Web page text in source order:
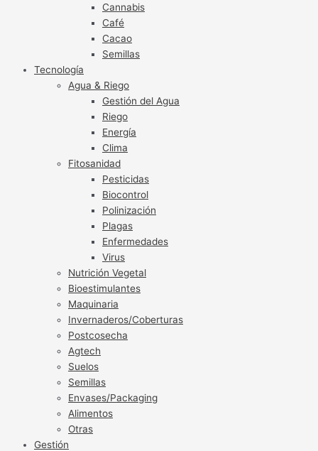
Cannabis
Café
Cacao
Semillas
Tecnología
Agua & Riego
Gestión del Agua
Riego
Energía
Clima
Fitosanidad
Pesticidas
Biocontrol
Polinización
Plagas
Enfermedades
Virus
Nutrición Vegetal
Bioestimulantes
Maquinaria
Invernaderos/Coberturas
Postcosecha
Agtech
Suelos
Semillas
Envases/Packaging
Alimentos
Otras
Gestión